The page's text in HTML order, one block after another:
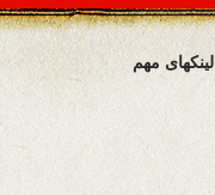
لینکهای مهم